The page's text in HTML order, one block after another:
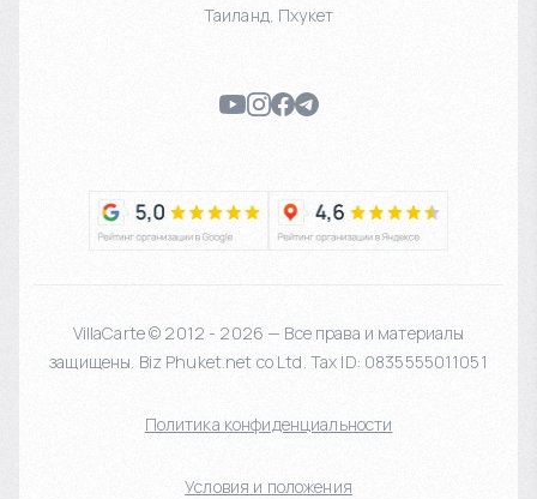
Таиланд, Пхукет
VillaCarte © 2012 - 2026 — Все права и материалы
защищены. Biz Phuket.net co Ltd. Tax ID: 0835555011051
Политика конфиденциальности
Условия и положения